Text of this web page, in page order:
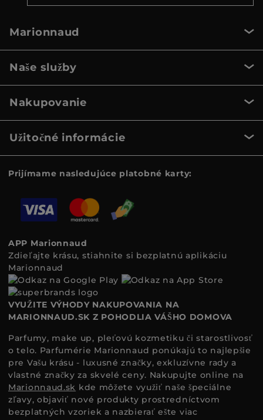
Marionnaud
Naše služby
Nakupovanie
Užitočné informácie
Prijímame nasledujúce platobné karty:
APP Marionnaud
Zdieľajte krásu, stiahnite si bezplatnú aplikáciu
Marionnaud
VYUŽITE VÝHODY NAKUPOVANIA NA
MARIONNAUD.SK Z POHODLIA VÁŠHO DOMOVA
Parfumy, make up, pleťovú kozmetiku či starostlivosť
o telo. Parfumérie Marionnaud ponúkajú to najlepšie
pre Vašu krásu - luxusné značky, exkluzívne rady a
vlastné značky za skvelé ceny. Nakupujte online na
Marionnaud.sk kde môžete využiť naše špeciálne
zľavy, objaviť nové produkty prostredníctvom
bezplatných vzoriek a nazbierať ešte viac